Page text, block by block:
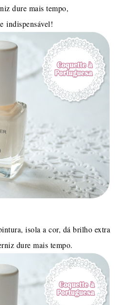
dure mais tempo,
indispensável!
isola a cor, dá brilho extra
dure mais tempo.